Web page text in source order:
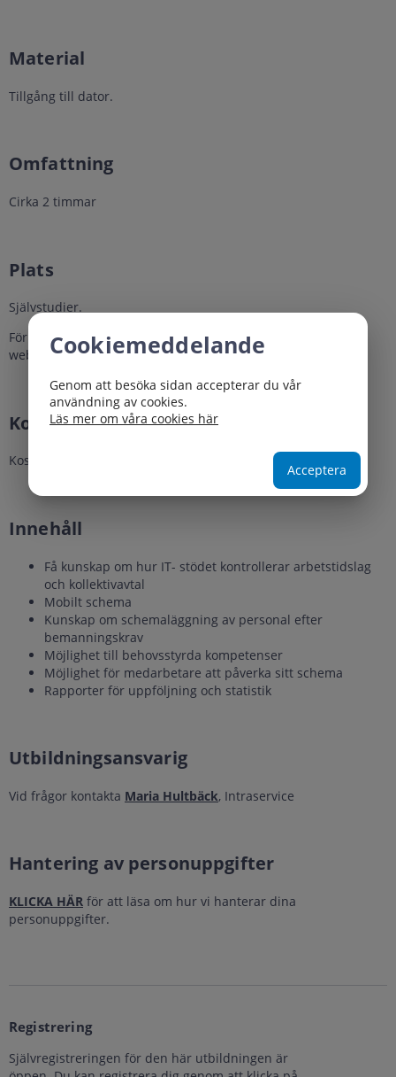
Material
Tillgång till dator.
Omfattning
Cirka 2 timmar
Plats
Självstudier.
För att få utbildningen godkänd behöver du genomföra hela
webbutbildningen.
Kostnad
Kostnadsfri
Innehåll
Få kunskap om hur IT- stödet kontrollerar arbetstidslag
och kollektivavtal
Mobilt schema
Kunskap om schemaläggning av personal efter
bemanningskrav
Möjlighet till behovsstyrda kompetenser
Möjlighet för medarbetare att påverka sitt schema
Rapporter för uppföljning och statistik
Utbildningsansvarig
Vid frågor kontakta Maria Hultbäck, Intraservice
Hantering av personuppgifter
KLICKA HÄR för att läsa om hur vi hanterar dina
personuppgifter.
Registrering
Självregistreringen för den här utbildningen är
Cookiemeddelande
Genom att besöka sidan accepterar du vår
användning av cookies.
Läs mer om våra cookies här
Acceptera